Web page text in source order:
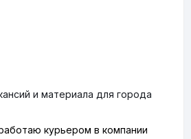
и материала для города
курьером в компании